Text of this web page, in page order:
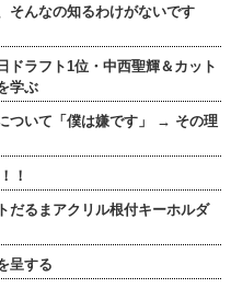
そんなの知るわけがないです
ドラフト1位・中西聖輝＆カット
学ぶ
ついて「僕は嫌です」 → その理
！
だるまアクリル根付キーホルダ
呈する